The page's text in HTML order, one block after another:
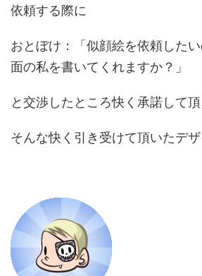
依頼する際に
おとぼけ：「似顔絵を依頼した
面の私を書いてくれますか？」
と交渉したところ快く承諾して頂
そんな快く引き受けて頂いたデ